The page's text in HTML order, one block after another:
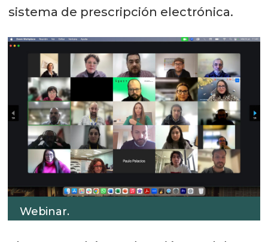
sistema de prescripción electrónica.
Webinar.